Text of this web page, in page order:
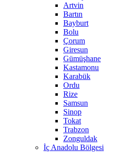
Artvin
Bartın
Bayburt
Bolu
Çorum
Giresun
Gümüşhane
Kastamonu
Karabük
Ordu
Rize
Samsun
Sinop
Tokat
Trabzon
Zonguldak
İç Anadolu Bölgesi